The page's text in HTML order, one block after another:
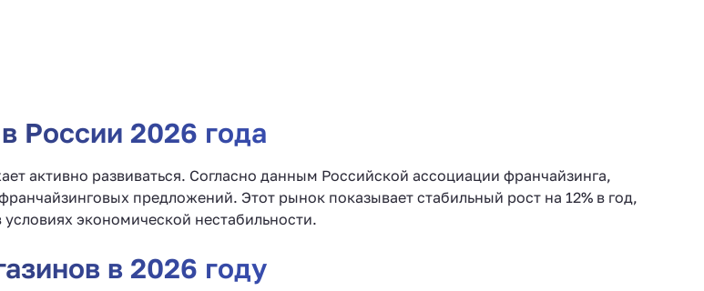
России 2026 года
активно развиваться. Согласно данным Российской ассоциации франчайзинга,
предложений. Этот рынок показывает стабильный рост на 12% в год,
экономической нестабильности.
в 2026 году